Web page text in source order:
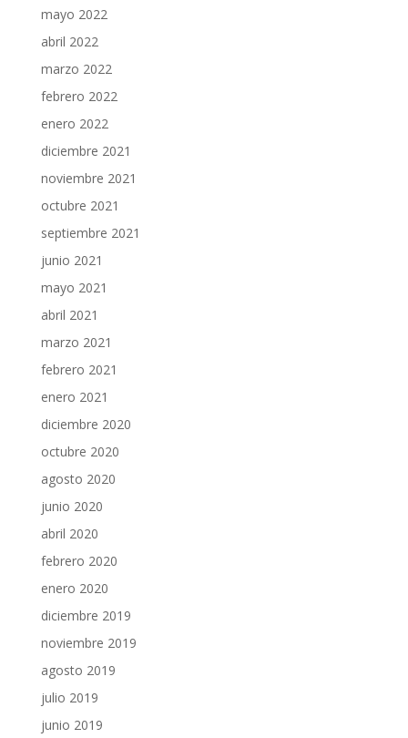
mayo 2022
abril 2022
marzo 2022
febrero 2022
enero 2022
diciembre 2021
noviembre 2021
octubre 2021
septiembre 2021
junio 2021
mayo 2021
abril 2021
marzo 2021
febrero 2021
enero 2021
diciembre 2020
octubre 2020
agosto 2020
junio 2020
abril 2020
febrero 2020
enero 2020
diciembre 2019
noviembre 2019
agosto 2019
julio 2019
junio 2019